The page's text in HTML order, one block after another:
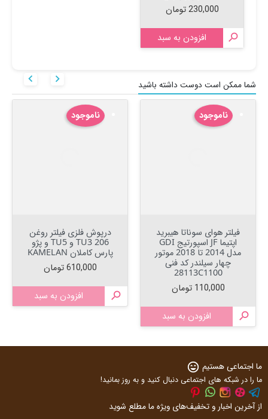
قیمت
230,000 تومان
 افزودن به سبد
شما ممکن است دوست داشته باشید 
فیلتر هوای سوناتا هیبرید
اپتیما JF اسپورتیج GDI
مدل 2014 تا 2018 موتور
چهار سیلندر کد فنی
28113C1100
قیمت
110,000 تومان
 افزودن به سبد
ناموجود
درپوش فلزی فیلتر روغن
206 TU3 و TU5 و پژو
پارس کاملان KAMELAN
قیمت
610,000 تومان
 افزودن به سبد
ناموجود

ما اجتماعی هستیم sentiment_very_satisfied
ما را در شبکه های اجتماعی دنبال کنید و به روز بمانید!
از آخرین اخبار و تخفیف‌های ویژه ما مطلع شوید